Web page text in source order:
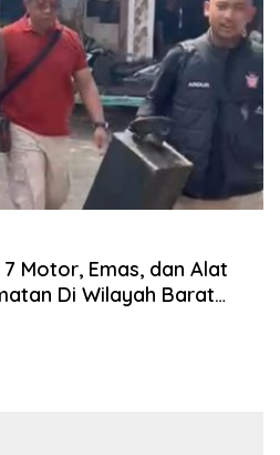
Motor, Emas, dan Alat
Di Wilayah Barat